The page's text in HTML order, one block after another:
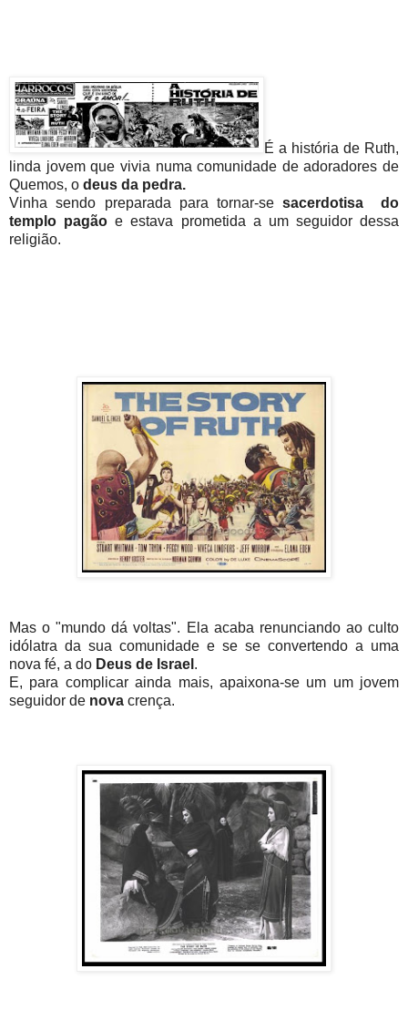
É a história de Ruth,
linda jovem que vivia numa comunidade de adoradores de
Quemos, o deus da pedra.
Vinha sendo preparada para tornar-se sacerdotisa do
templo pagão e estava prometida a um seguidor dessa
religião.
Mas o "mundo dá voltas". Ela acaba renunciando ao culto
idólatra da sua comunidade e se se convertendo a uma
nova fé, a do Deus de Israel .
E, para complicar ainda mais, apaixona-se um um jovem
seguidor de nova crença.